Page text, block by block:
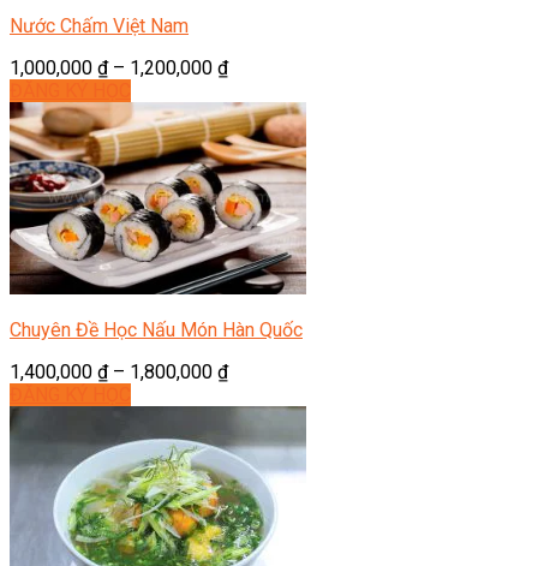
Nước Chấm Việt Nam
1,000,000 ₫– 1,200,000 ₫
Chuyên Đề Học Nấu Món Hàn Quốc
1,400,000 ₫– 1,800,000 ₫